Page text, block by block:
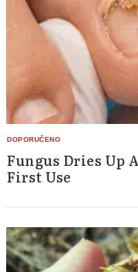
Fungus Dries Up
First Use